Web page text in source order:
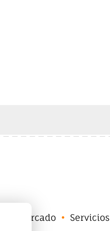
Mercado Servicios